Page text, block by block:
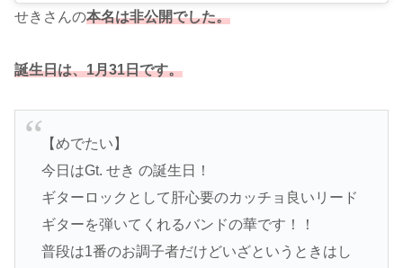
せきさんの本名は非公開でした。
誕生日は、1月31日です。
【めでたい】
今日はGt. せき の誕生日！
ギターロックとして肝心要のカッチョ良いリード
ギターを弾いてくれるバンドの華です！！
普段は1番のお調子者だけどいざというときはし